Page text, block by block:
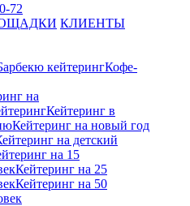
72
КЛИЕНТЫ
кейтерингКофе-
на
Кейтеринг в
Кейтеринг на новый год
на детский
на 15
Кейтеринг на 25
Кейтеринг на 50